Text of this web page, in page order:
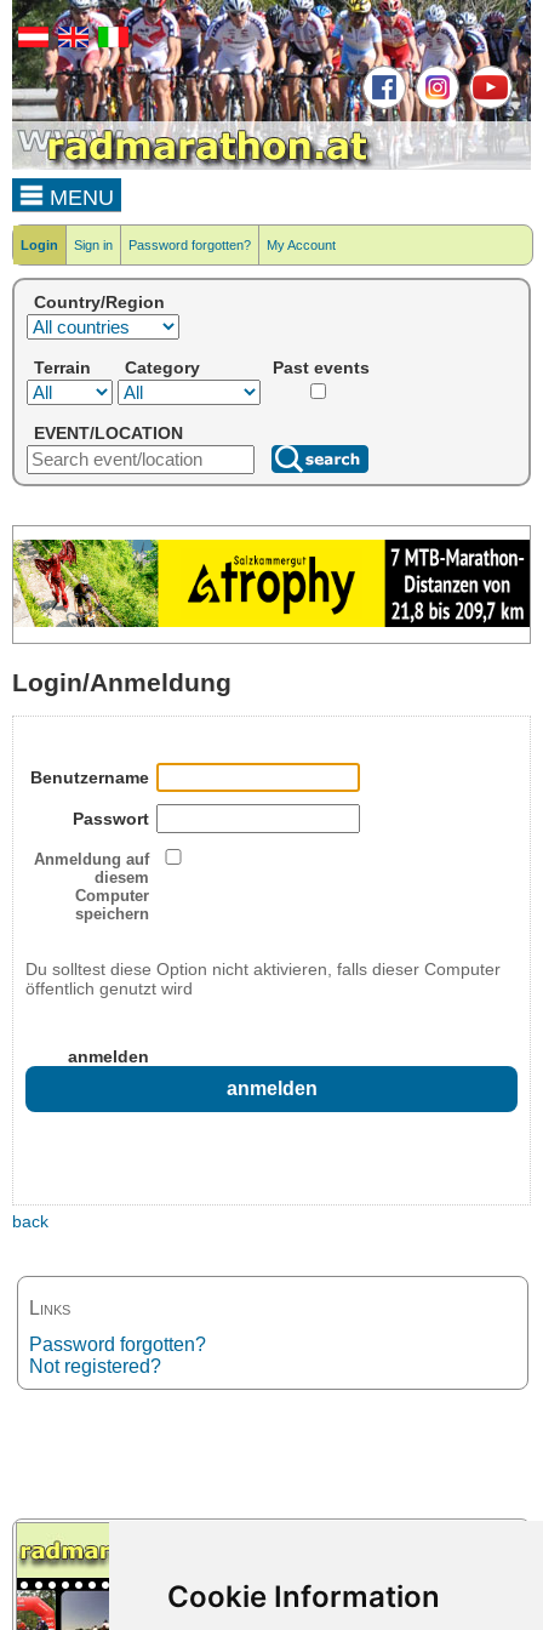
MENU
Login Sign in Password forgotten? My Account
Country/Region
Terrain Category Past events
EVENT/LOCATION
Login/Anmeldung
Links
Password forgotten?
Not registered?
Benutzername
Passwort
Anmeldung auf
diesem
Computer
speichern
Du solltest diese Option nicht aktivieren, falls dieser Computer
öffentlich genutzt wird
anmelden
back